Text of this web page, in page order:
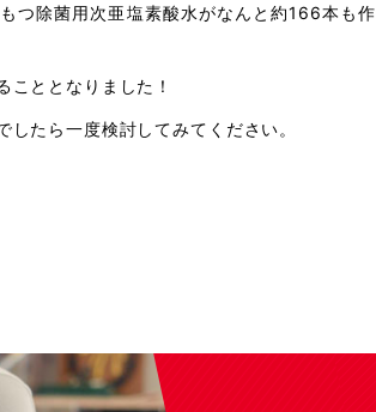
つ除菌用次亜塩素酸水がなんと約166本も作
ととなりました！
たら一度検討してみてください。